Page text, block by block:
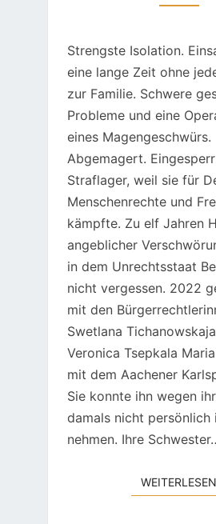
Strengste Isolation.
eine lange Zeit ohne
zur Familie. Schwere
Probleme und eine
eines Magengeschwürs.
Abgemagert.
Straflager, weil sie für
Menschenrechte und
kämpfte. Zu elf Jahren
angeblicher
in dem Unrechtsstaat
nicht vergessen. 2022
mit den
Swetlana
Veronica Tsepkala
mit dem Aachener
Sie konnte ihn wegen
damals nicht persönlich
nehmen. Ihre
WEITERLESEN